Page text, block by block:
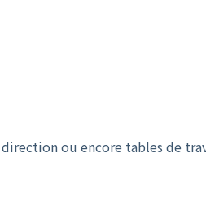
ou encore tables de